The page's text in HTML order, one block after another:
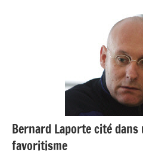
Bernard Laporte cité
favoritisme